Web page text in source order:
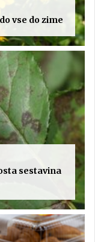
vse do zime
sestavina